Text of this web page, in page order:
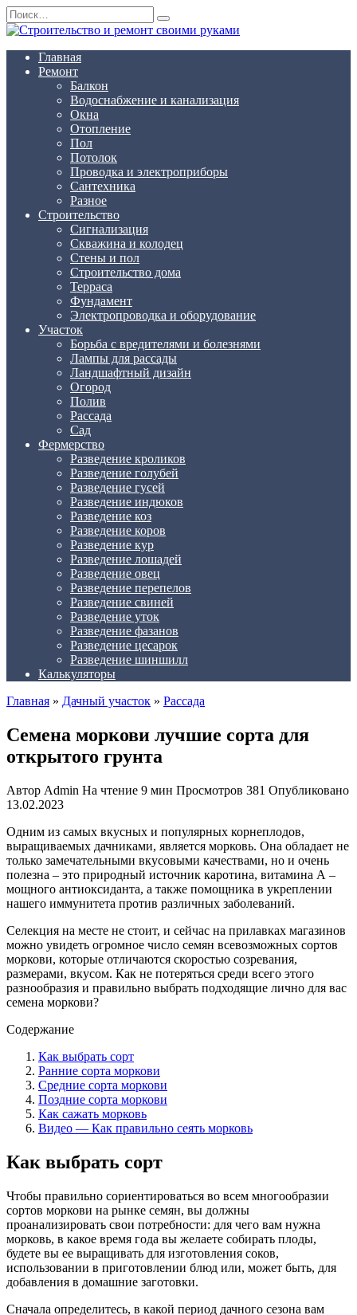
Перейти
к
содержанию
Search
for:
Главная
Ремонт
Балкон
Водоснабжение и канализация
Окна
Отопление
Пол
Потолок
Проводка и электроприборы
Сантехника
Разное
Строительство
Сигнализация
Скважина и колодец
Стены и пол
Строительство дома
Терраса
Фундамент
Электропроводка и оборудование
Участок
Борьба с вредителями и болезнями
Лампы для рассады
Ландшафтный дизайн
Огород
Полив
Рассада
Сад
Фермерство
Разведение кроликов
Разведение голубей
Разведение гусей
Разведение индюков
Разведение коз
Разведение коров
Разведение кур
Разведение лошадей
Разведение овец
Разведение перепелов
Разведение свиней
Разведение уток
Разведение фазанов
Разведение цесарок
Разведение шиншилл
Калькуляторы
Главная » Дачный участок » Рассада
Семена моркови лучшие сорта для
открытого грунта
Автор Admin На чтение 9 мин Просмотров 381 Опубликовано
13.02.2023
Одним из самых вкусных и популярных корнеплодов,
выращиваемых дачниками, является морковь. Она обладает не
только замечательными вкусовыми качествами, но и очень
полезна – это природный источник каротина, витамина А –
мощного антиоксиданта, а также помощника в укреплении
нашего иммунитета против различных заболеваний.
Селекция на месте не стоит, и сейчас на прилавках магазинов
можно увидеть огромное число семян всевозможных сортов
моркови, которые отличаются скоростью созревания,
размерами, вкусом. Как не потеряться среди всего этого
разнообразия и правильно выбрать подходящие лично для вас
семена моркови?
Содержание
Как выбрать сорт
Ранние сорта моркови
Средние сорта моркови
Поздние сорта моркови
Как сажать морковь
Видео — Как правильно сеять морковь
Как выбрать сорт
Чтобы правильно сориентироваться во всем многообразии
сортов моркови на рынке семян, вы должны
проанализировать свои потребности: для чего вам нужна
морковь, в какое время года вы желаете собирать плоды,
будете вы ее выращивать для изготовления соков,
использовании в приготовлении блюд или, может быть, для
добавления в домашние заготовки.
Сначала определитесь, в какой период дачного сезона вам